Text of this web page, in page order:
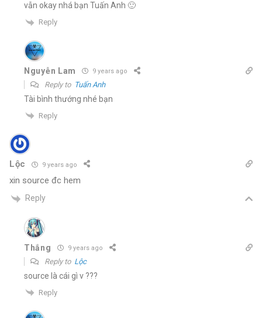
vẫn okay nhá bạn Tuấn Anh 🙂
Reply
Nguyễn Lam 9 years ago
Reply to Tuấn Anh
Tài bình thướng nhé bạn
Reply
Lộc 9 years ago
xin source đc hem
Reply
Thắng 9 years ago
Reply to Lộc
source là cái gì v ???
Reply